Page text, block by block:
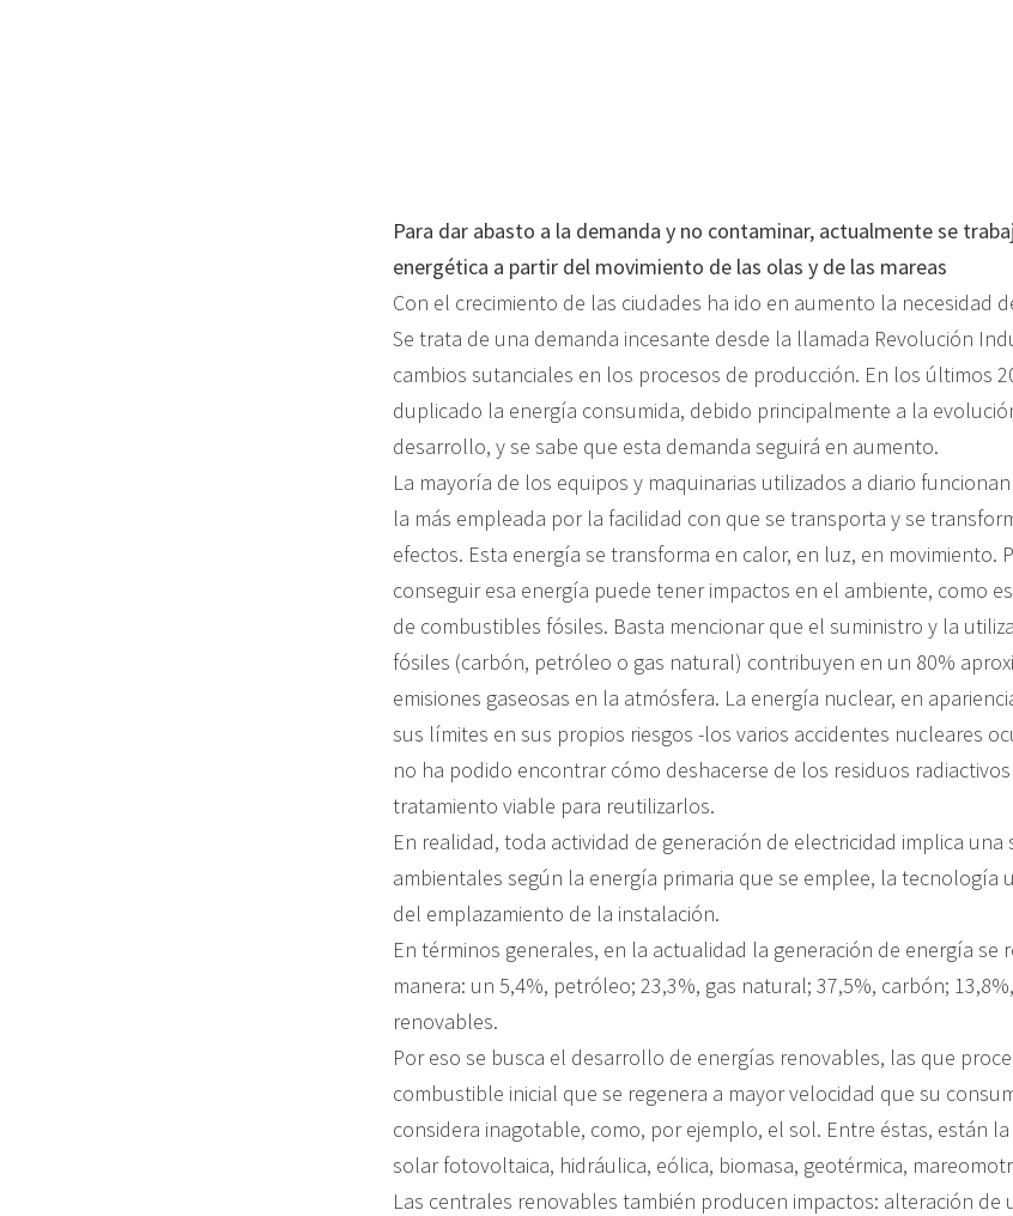
Para dar abasto a la demanda y no contaminar, actualmente se
energética a partir del movimiento de las olas y de las mareas
Con el crecimiento de las ciudades ha ido en aumento la necesidad
Se trata de una demanda incesante desde la llamada Revolución
cambios sutanciales en los procesos de producción. En los últimos
duplicado la energía consumida, debido principalmente a la
desarrollo, y se sabe que esta demanda seguirá en aumento.
La mayoría de los equipos y maquinarias utilizados a diario
la más empleada por la facilidad con que se transporta y se
efectos. Esta energía se transforma en calor, en luz, en movimiento.
conseguir esa energía puede tener impactos en el ambiente, como
de combustibles fósiles. Basta mencionar que el suministro y la
fósiles (carbón, petróleo o gas natural) contribuyen en un 80%
emisiones gaseosas en la atmósfera. La energía nuclear, en
sus límites en sus propios riesgos -los varios accidentes nucleares
no ha podido encontrar cómo deshacerse de los residuos
tratamiento viable para reutilizarlos.
En realidad, toda actividad de generación de electricidad implica una
ambientales según la energía primaria que se emplee, la tecnología
del emplazamiento de la instalación.
En términos generales, en la actualidad la generación de energía se
manera: un 5,4%, petróleo; 23,3%, gas natural; 37,5%, carbón;
renovables.
Por eso se busca el desarrollo de energías renovables, las que
combustible inicial que se regenera a mayor velocidad que su
considera inagotable, como, por ejemplo, el sol. Entre éstas, están
solar fotovoltaica, hidráulica, eólica, biomasa, geotérmica,
Las centrales renovables también producen impactos: alteración de